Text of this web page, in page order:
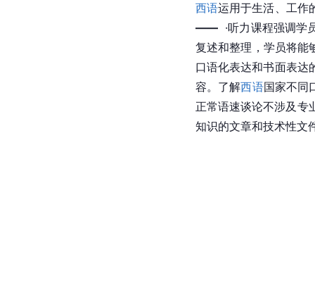
西语运用于生活、工作
—— ·听力课程强调学
复述和整理，学员将能
口语化表达和书面表达
容。了解西语国家不同
正常语速谈论不涉及专
知识的文章和技术性文